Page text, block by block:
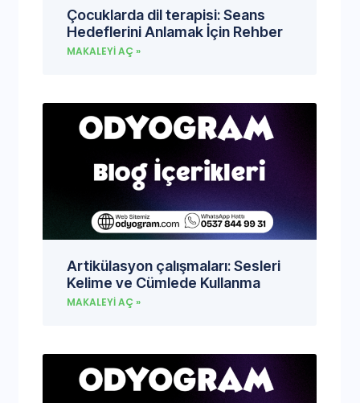
Çocuklarda dil terapisi: Seans
Hedeflerini Anlamak İçin Rehber
MAKALEYI AÇ »
Artikülasyon çalışmaları: Sesleri
Kelime ve Cümlede Kullanma
MAKALEYI AÇ »